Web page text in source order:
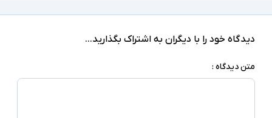
دیدگاه خود را با دیگران به اشتراک بگذارید...
متن دیدگاه :